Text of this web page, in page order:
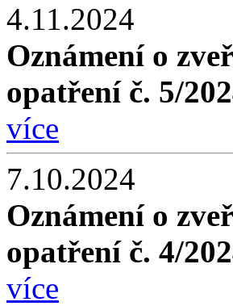
4.11.2024
Oznámení o
opatření č. 5/
více
7.10.2024
Oznámení o
opatření č. 4/
více